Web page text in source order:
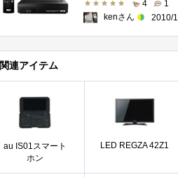
4
1
kenさん
2010/
関連アイテム
au IS01スマート
ホン
LED REGZA 42Z1